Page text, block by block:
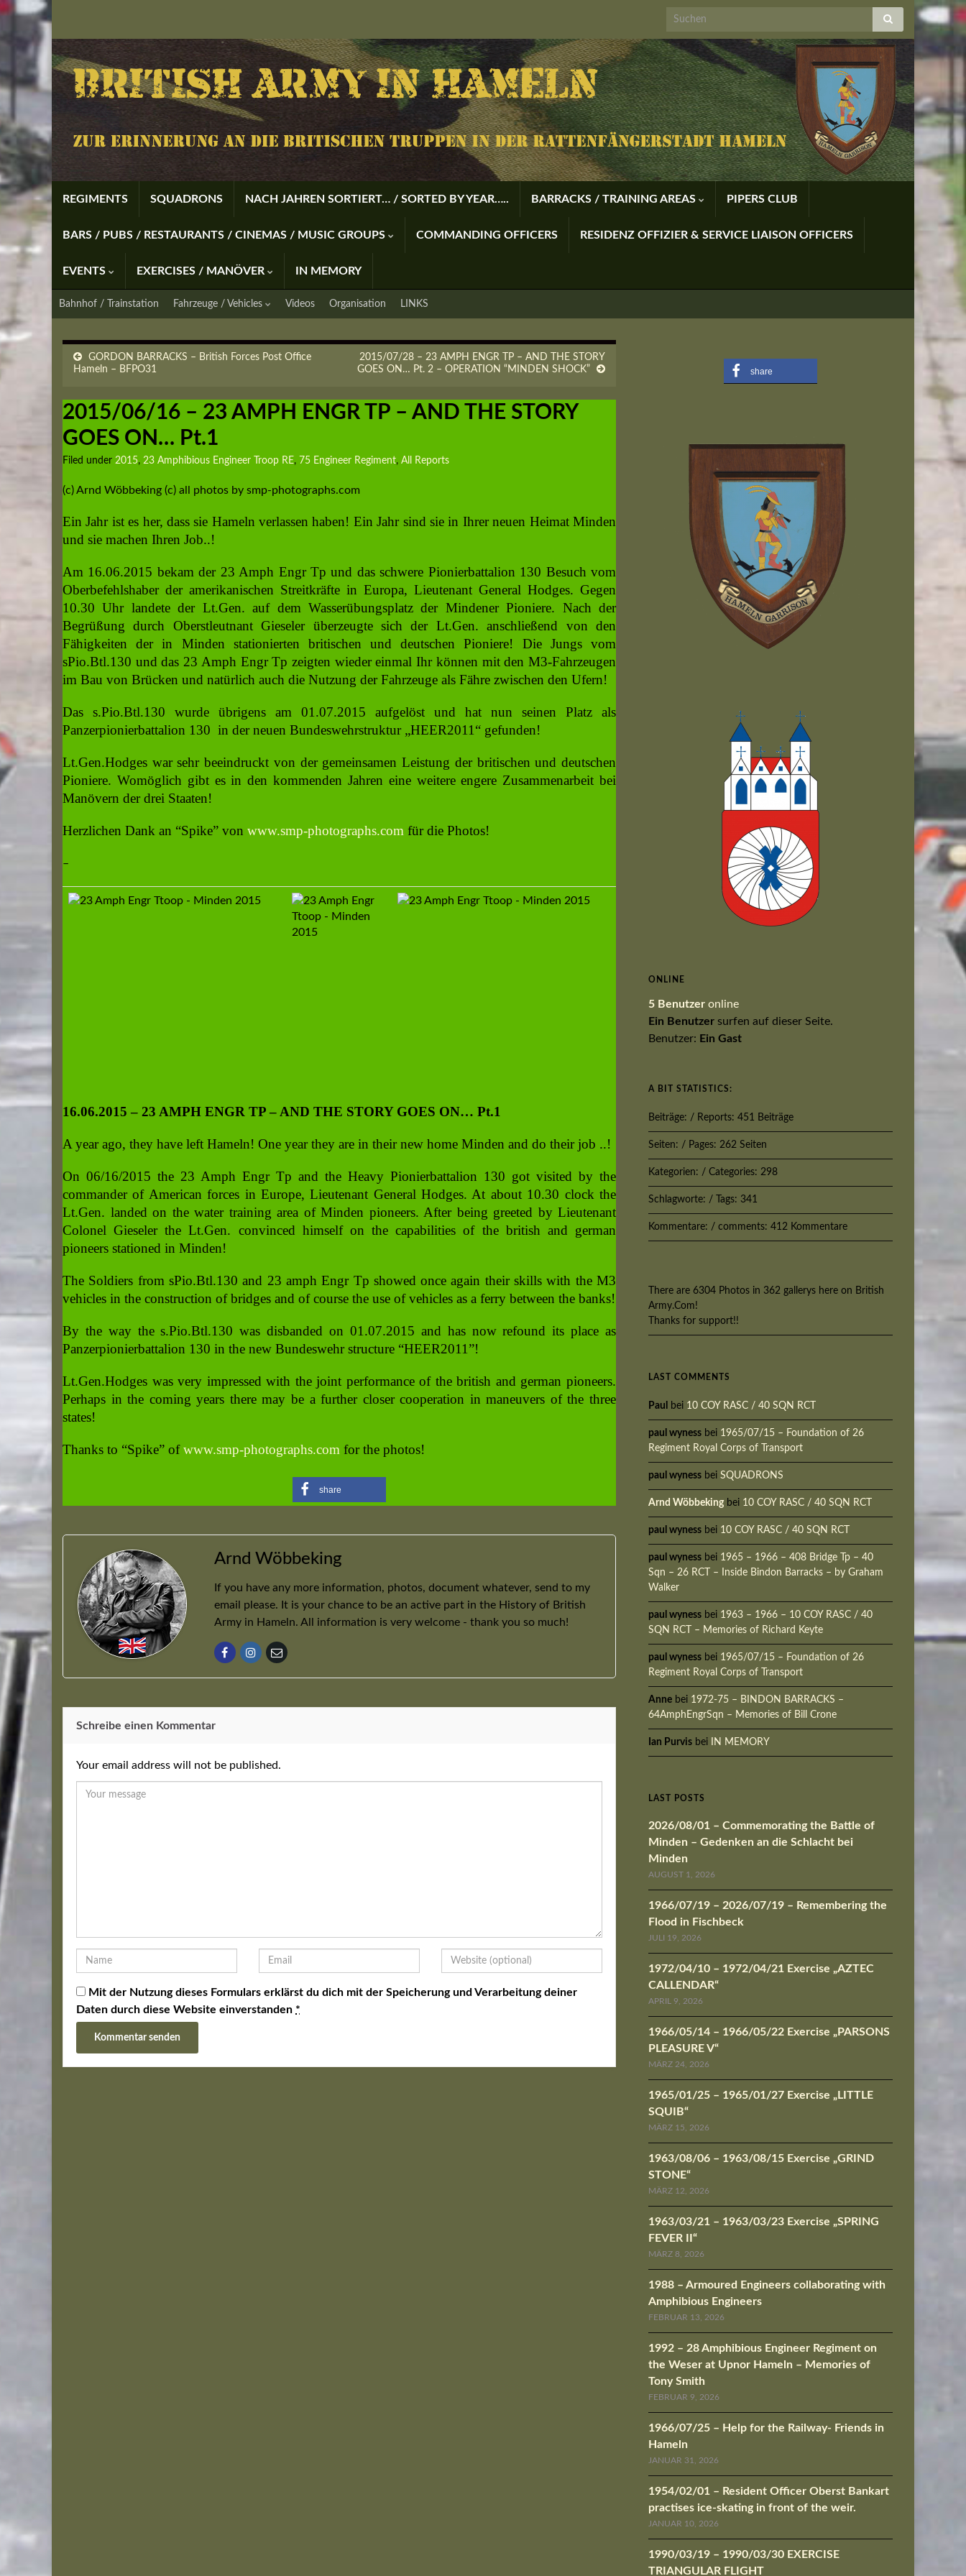
REGIMENTS SQUADRONS NACH JAHREN SORTIERT… / SORTED BY YEAR….. BARRACKS / TRAINING AREAS PIPERS CLUB
BARS / PUBS / RESTAURANTS / CINEMAS / MUSIC GROUPS COMMANDING OFFICERS RESIDENZ OFFIZIER & SERVICE LIAISON OFFICERS
EVENTS EXERCISES / MANÖVER IN MEMORY
Bahnhof / Trainstation Fahrzeuge / Vehicles Videos Organisation LINKS
GORDON BARRACKS – British Forces Post Office
Hameln – BFPO31
2015/07/28 – 23 AMPH ENGR TP – AND THE STORY
GOES ON… Pt. 2 – OPERATION “MINDEN SHOCK”
2015/06/16 – 23 AMPH ENGR TP – AND THE STORY
GOES ON… Pt.1
Filed under 2015, 23 Amphibious Engineer Troop RE, 75 Engineer Regiment, All Reports
(c) Arnd Wöbbeking (c) all photos by smp-photographs.com
Ein Jahr ist es her, dass sie Hameln verlassen haben! Ein Jahr sind sie in Ihrer neuen Heimat Minden
und sie machen Ihren Job..!
Am 16.06.2015 bekam der 23 Amph Engr Tp und das schwere Pionierbattalion 130 Besuch vom
Oberbefehlshaber der amerikanischen Streitkräfte in Europa, Lieutenant General Hodges. Gegen
10.30 Uhr landete der Lt.Gen. auf dem Wasserübungsplatz der Mindener Pioniere. Nach der
Begrüßung durch Oberstleutnant Gieseler überzeugte sich der Lt.Gen. anschließend von den
Fähigkeiten der in Minden stationierten britischen und deutschen Pioniere! Die Jungs vom
sPio.Btl.130 und das 23 Amph Engr Tp zeigten wieder einmal Ihr können mit den M3-Fahrzeugen
im Bau von Brücken und natürlich auch die Nutzung der Fahrzeuge als Fähre zwischen den Ufern!
Das s.Pio.Btl.130 wurde übrigens am 01.07.2015 aufgelöst und hat nun seinen Platz als
Panzerpionierbattalion 130 in der neuen Bundeswehrstruktur „HEER2011“ gefunden!
Lt.Gen.Hodges war sehr beeindruckt von der gemeinsamen Leistung der britischen und deutschen
Pioniere. Womöglich gibt es in den kommenden Jahren eine weitere engere Zusammenarbeit bei
Manövern der drei Staaten!
Herzlichen Dank an “Spike” von www.smp-photographs.com für die Photos!
–
16.06.2015 – 23 AMPH ENGR TP – AND THE STORY GOES ON… Pt.1
A year ago, they have left Hameln! One year they are in their new home Minden and do their job ..!
On 06/16/2015 the 23 Amph Engr Tp and the Heavy Pionierbattalion 130 got visited by the
commander of American forces in Europe, Lieutenant General Hodges. At about 10.30 clock the
Lt.Gen. landed on the water training area of Minden pioneers. After being greeted by Lieutenant
Colonel Gieseler the Lt.Gen. convinced himself on the capabilities of the british and german
pioneers stationed in Minden!
The Soldiers from sPio.Btl.130 and 23 amph Engr Tp showed once again their skills with the M3
vehicles in the construction of bridges and of course the use of vehicles as a ferry between the banks!
By the way the s.Pio.Btl.130 was disbanded on 01.07.2015 and has now refound its place as
Panzerpionierbattalion 130 in the new Bundeswehr structure “HEER2011”!
Lt.Gen.Hodges was very impressed with the joint performance of the british and german pioneers.
Perhaps in the coming years there may be a further closer cooperation in maneuvers of the three
states!
Thanks to “Spike” ofwww.smp-photographs.com for the photos!
share
Arnd Wöbbeking
If you have any more information, photos, document whatever, send to my
email please. It is your chance to be an active part in the History of British
Army in Hameln. All information is very welcome - thank you so much!
Schreibe einen Kommentar
Your email address will not be published.
Mit der Nutzung dieses Formulars erklärst du dich mit der Speicherung und Verarbeitung deiner
Daten durch diese Website einverstanden *
share
ONLINE
5 Benutzer online
Ein Benutzer surfen auf dieser Seite.
Benutzer: Ein Gast
A BIT STATISTICS:
Beiträge: / Reports: 451 Beiträge
Seiten: / Pages: 262 Seiten
Kategorien: / Categories: 298
Schlagworte: / Tags: 341
Kommentare: / comments: 412 Kommentare
There are 6304 Photos in 362 gallerys here on British
Army.Com!
Thanks for support!!
LAST COMMENTS
Paul bei 10 COY RASC / 40 SQN RCT
paul wyness bei 1965/07/15 – Foundation of 26
Regiment Royal Corps of Transport
paul wyness bei SQUADRONS
Arnd Wöbbekingbei 10 COY RASC / 40 SQN RCT
paul wyness bei 10 COY RASC / 40 SQN RCT
paul wyness bei 1965 – 1966 – 408 Bridge Tp – 40
Sqn – 26 RCT – Inside Bindon Barracks – by Graham
Walker
paul wyness bei 1963 – 1966 – 10 COY RASC / 40
SQN RCT – Memories of Richard Keyte
paul wyness bei 1965/07/15 – Foundation of 26
Regiment Royal Corps of Transport
Anne bei 1972-75 – BINDON BARRACKS –
64AmphEngrSqn – Memories of Bill Crone
Ian Purvis bei IN MEMORY
LAST POSTS
2026/08/01 – Commemorating the Battle of
Minden – Gedenken an die Schlacht bei
Minden
AUGUST 1, 2026
1966/07/19 – 2026/07/19 – Remembering the
Flood in Fischbeck
JULI 19, 2026
1972/04/10 – 1972/04/21 Exercise „AZTEC
CALLENDAR“
APRIL 9, 2026
1966/05/14 – 1966/05/22 Exercise „PARSONS
PLEASURE V“
MÄRZ 24, 2026
1965/01/25 – 1965/01/27 Exercise „LITTLE
SQUIB“
MÄRZ 15, 2026
1963/08/06 – 1963/08/15 Exercise „GRIND
STONE“
MÄRZ 12, 2026
1963/03/21 – 1963/03/23 Exercise „SPRING
FEVER II“
MÄRZ 8, 2026
1988 – Armoured Engineers collaborating with
Amphibious Engineers
FEBRUAR 13, 2026
1992 – 28 Amphibious Engineer Regiment on
the Weser at Upnor Hameln – Memories of
Tony Smith
FEBRUAR 9, 2026
1966/07/25 – Help for the Railway- Friends in
Hameln
JANUAR 31, 2026
1954/02/01 – Resident Officer Oberst Bankart
practises ice-skating in front of the weir.
JANUAR 10, 2026
1990/03/19 – 1990/03/30 EXERCISE
TRIANGULAR FLIGHT